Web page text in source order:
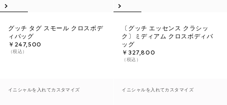
グッチ タグ スモール クロスボデ
ィバッグ
￥247,500
（税込）
〔グッチ エッセンス クラシッ
ク〕ミディアム クロスボディバ
ッグ
￥327,800
（税込）
イニシャルを入れてカスタマイズ イニシャルを入れてカスタマイズ